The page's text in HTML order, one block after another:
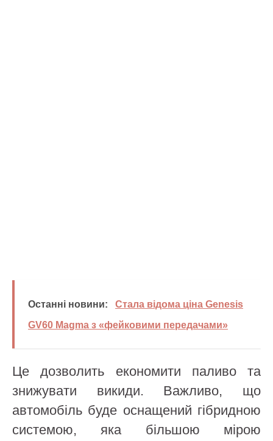
Останні новини:
Стала відома ціна Genesis
GV60 Magma з «фейковими передачами»
Це дозволить економити паливо та
знижувати викиди. Важливо, що
автомобіль буде оснащений гібридною
системою, яка більшою мірою